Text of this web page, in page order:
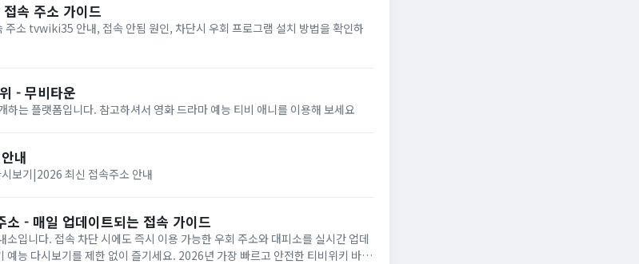
속 주소 가이드
주소 tvwiki35 안내, 접속 안됨 원인, 차단시 우회 프로그램 설치 방법을 확인하
- 무비타운
하는 플랫폼입니다. 참고하셔서 영화 드라마 예능 티비 애니를 이용해 보세요
내
보기|2026 최신 접속주소 안내
- 매일 업데이트되는 접속 가이드
입니다. 접속 차단 시에도 즉시 이용 가능한 우회 주소와 대피소를 실시간 업데
예능 다시보기를 제한 없이 즐기세요. 2026년 가장 빠르고 안전한 티비위키 바로